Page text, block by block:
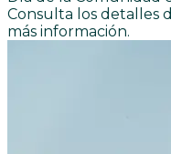
Consulta los detalles
más información.